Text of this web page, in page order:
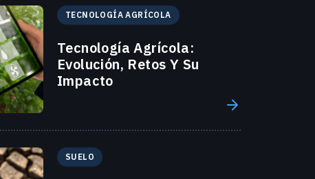
TECNOLOGÍA AGRÍCOLA
Tecnología Agrícola:
Evolución, Retos Y Su
Impacto
SUELO